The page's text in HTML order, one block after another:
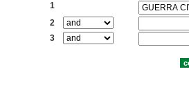
1
2
3